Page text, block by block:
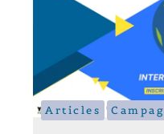
Articles